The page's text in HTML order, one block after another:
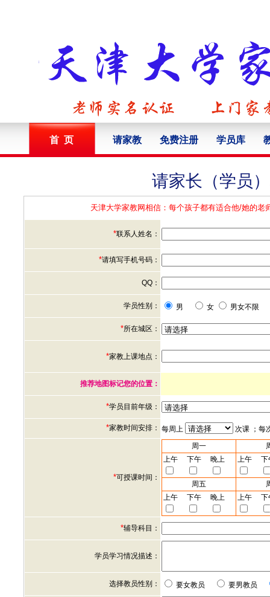
首 页 请家教 免费注册 学员库
请家长（学员
天津大学家教网相信：每个孩子都有适合他/她的
*联系人姓名：
*请填写手机号码：
QQ：
学员性别： 男 女 男女不限
*所在城区：
*家教上课地点：
推荐地图标记您的位置：
*学员目前年级：
*家教时间安排： 每周上 次课 ；每
*可授课时间：
周一
上午
下午 晚上 上午 下
周五
上午
下午 晚上 上午 下
*辅导科目：
学员学习情况描述：
选择教员性别： 要女教员 要男教员